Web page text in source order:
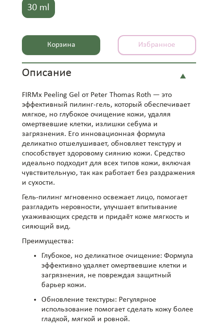
30 ml
Корзина Избранное
Описание
FIRMx Peeling Gel от Peter Thomas Roth — это
эффективный пилинг-гель, который обеспечивает
мягкое, но глубокое очищение кожи, удаляя
омертвевшие клетки, излишки себума и
загрязнения. Его инновационная формула
деликатно отшелушивает, обновляет текстуру и
способствует здоровому сиянию кожи. Средство
идеально подходит для всех типов кожи, включая
чувствительную, так как работает без раздражения
и сухости.
Гель-пилинг мгновенно освежает лицо, помогает
разгладить неровности, улучшает впитывание
ухаживающих средств и придаёт коже мягкость и
сияющий вид.
Преимущества:
Глубокое, но деликатное очищение: Формула
эффективно удаляет омертвевшие клетки и
загрязнения, не повреждая защитный
барьер кожи.
Обновление текстуры: Регулярное
использование помогает сделать кожу более
гладкой, мягкой и ровной.